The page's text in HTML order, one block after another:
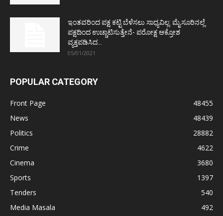
ಇಂತವರಿಂದ ಪಕ್ಷ ಕಟ್ಟಿ ಬೆಳೆಸಲು ಸಾಧ್ಯವಿಲ್ಲ: ಮೈಸೂರಿನಲ್ಲೆ
ಪಕ್ಷದಿಂದ ಉಚ್ಚಾಟಿಸುತ್ತೇನೆ- ಪರೋಕ್ಷ ಆಕ್ರೋಶ
ವ್ಯಕ್ತಪಡಿಸಿದ...
05/01/2021
POPULAR CATEGORY
Front Page
48455
News
48439
Politics
28882
Crime
4622
Cinema
3680
Sports
1397
Tenders
540
Media Masala
492